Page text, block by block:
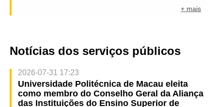
+ mais
Notícias dos serviços públicos
2026-07-31 17:23
Universidade Politécnica de Macau eleita
como membro do Conselho Geral da Aliança
das Instituições do Ensino Superior de